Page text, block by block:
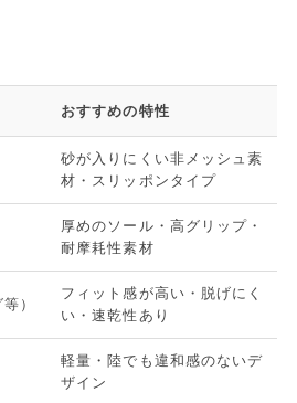
おすすめの特性
砂が入りにくい非メッシュ素
材・スリッポンタイプ
厚めのソール・高グリップ・
耐摩耗性素材
）
フィット感が高い・脱げにく
い・速乾性あり
軽量・陸でも違和感のないデ
ザイン